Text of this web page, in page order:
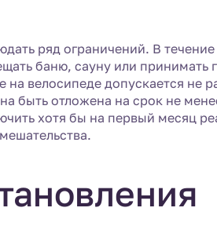
ряд ограничений. В
баню, сауну или принимать
велосипеде допускается не
быть отложена на срок не
хотя бы на первый месяц